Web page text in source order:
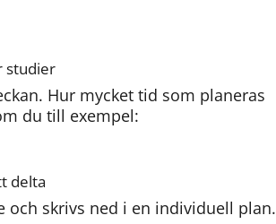
studier
Hur mycket tid som planeras
du till exempel:
delta
och skrivs ned i en individuell plan.